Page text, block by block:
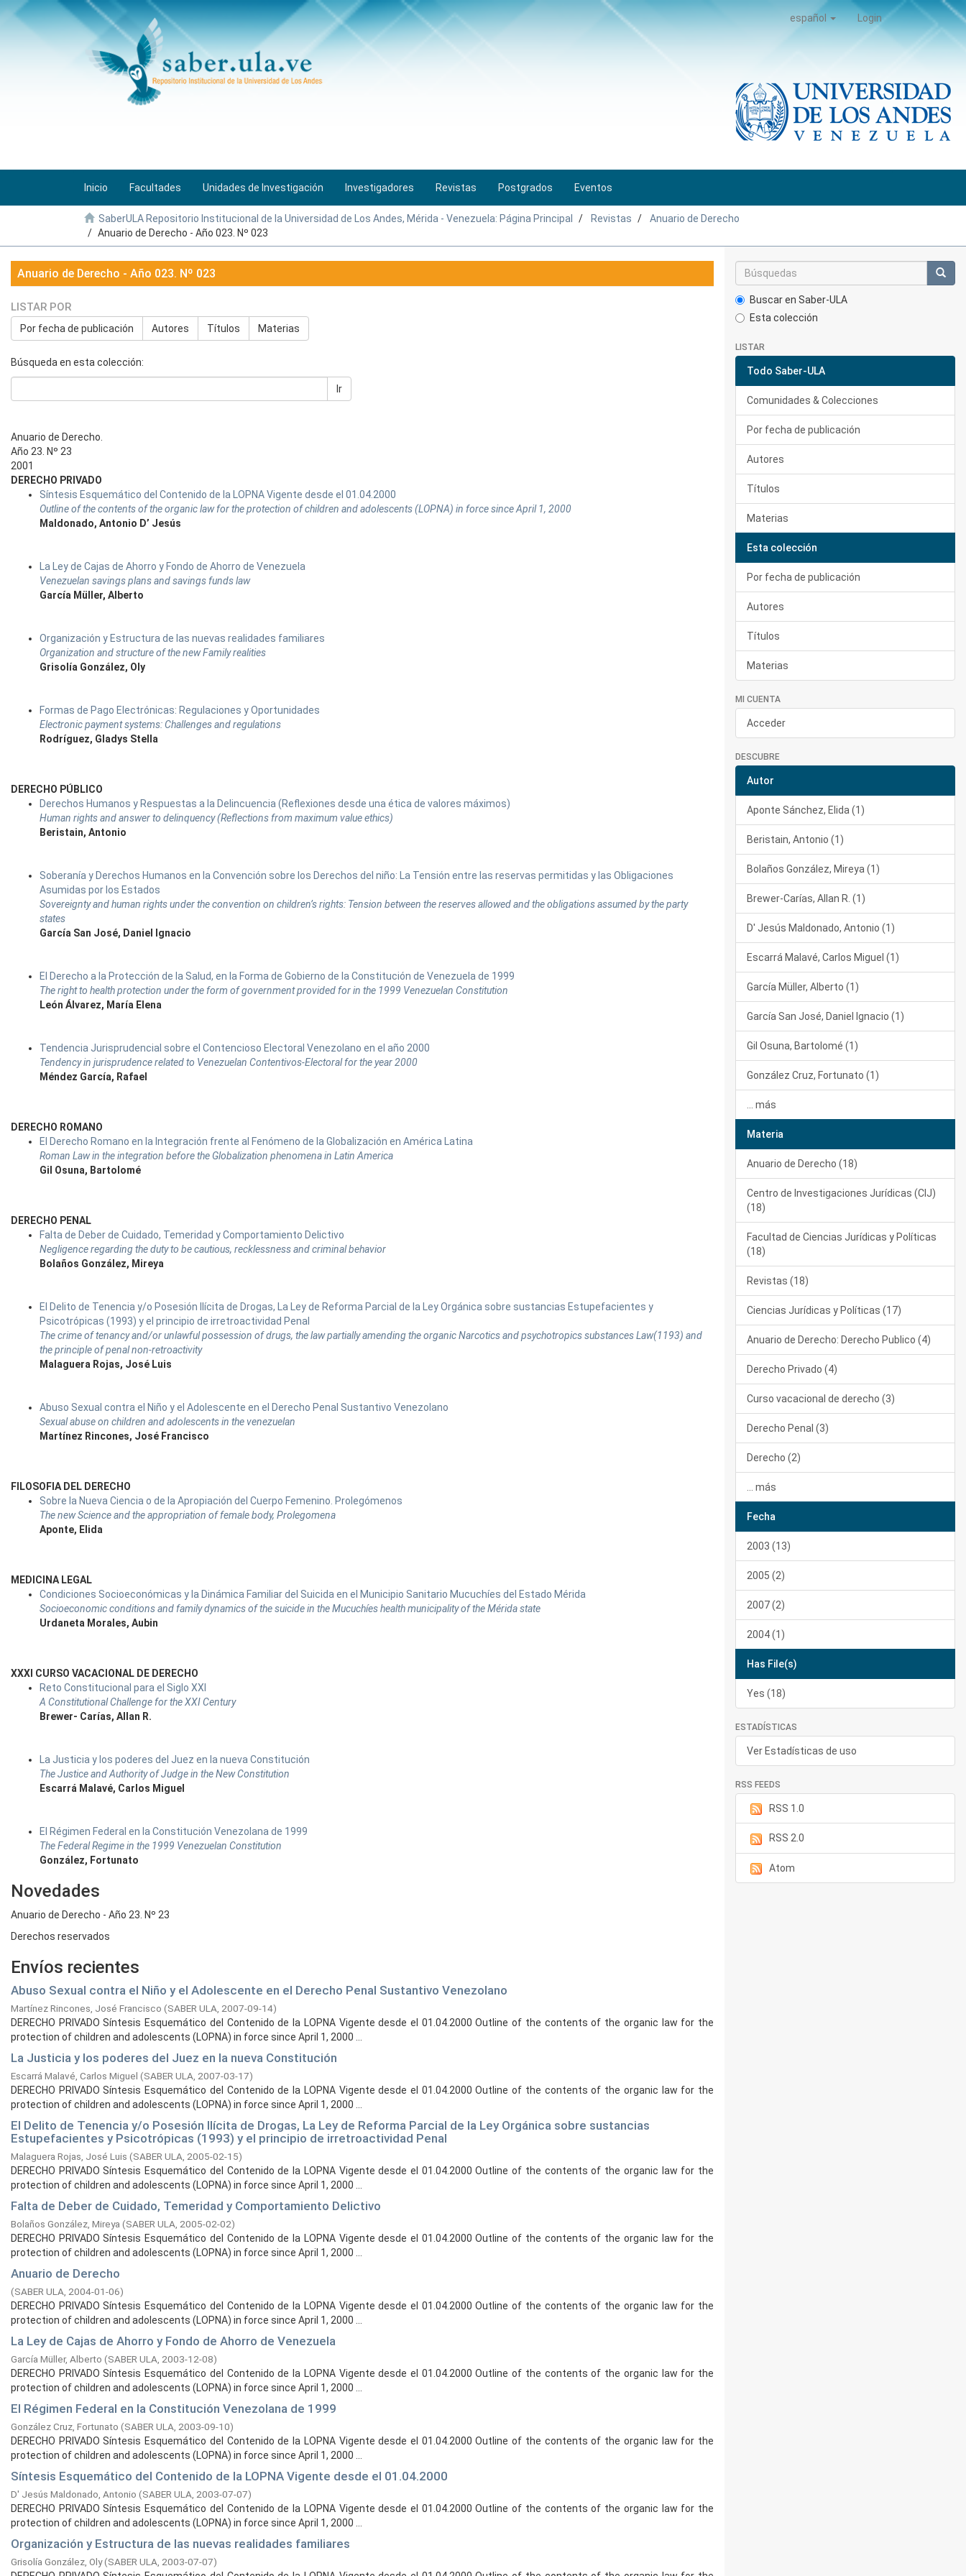
español Login
Inicio Facultades Unidades de Investigación Investigadores Revistas Postgrados Eventos
SaberULA Repositorio Institucional de la Universidad de Los Andes, Mérida - Venezuela: Página Principal Revistas
Anuario de Derecho
Anuario de Derecho - Año 023. Nº 023
Anuario de Derecho - Año 023. Nº 023
LISTAR POR
Por fecha de publicación Autores Títulos Materias
Búsqueda en esta colección:
Ir
Anuario de Derecho.
Año 23. Nº 23
2001
DERECHO PRIVADO
Síntesis Esquemático del Contenido de la LOPNA Vigente desde el 01.04.2000
Outline of the contents of the organic law for the protection of children and adolescents (LOPNA) in force since April 1, 2000
Maldonado, Antonio D’ Jesús
La Ley de Cajas de Ahorro y Fondo de Ahorro de Venezuela
Venezuelan savings plans and savings funds law
García Müller, Alberto
Organización y Estructura de las nuevas realidades familiares
Organization and structure of the new Family realities
Grisolía González, Oly
Formas de Pago Electrónicas: Regulaciones y Oportunidades
Electronic payment systems: Challenges and regulations
Rodríguez, Gladys Stella
DERECHO PÚBLICO
Derechos Humanos y Respuestas a la Delincuencia (Reflexiones desde una ética de valores máximos)
Human rights and answer to delinquency (Reflections from maximum value ethics)
Beristain, Antonio
Soberanía y Derechos Humanos en la Convención sobre los Derechos del niño: La Tensión entre las reservas permitidas y las Obligaciones
Asumidas por los Estados
Sovereignty and human rights under the convention on children’s rights: Tension between the reserves allowed and the obligations assumed by the party
states
García San José, Daniel Ignacio
El Derecho a la Protección de la Salud, en la Forma de Gobierno de la Constitución de Venezuela de 1999
The right to health protection under the form of government provided for in the 1999 Venezuelan Constitution
León Álvarez, María Elena
Tendencia Jurisprudencial sobre el Contencioso Electoral Venezolano en el año 2000
Tendency in jurisprudence related to Venezuelan Contentivos-Electoral for the year 2000
Méndez García, Rafael
DERECHO ROMANO
El Derecho Romano en la Integración frente al Fenómeno de la Globalización en América Latina
Roman Law in the integration before the Globalization phenomena in Latin America
Gil Osuna, Bartolomé
DERECHO PENAL
Falta de Deber de Cuidado, Temeridad y Comportamiento Delictivo
Negligence regarding the duty to be cautious, recklessness and criminal behavior
Bolaños González, Mireya
El Delito de Tenencia y/o Posesión Ilícita de Drogas, La Ley de Reforma Parcial de la Ley Orgánica sobre sustancias Estupefacientes y
Psicotrópicas (1993) y el principio de irretroactividad Penal
The crime of tenancy and/or unlawful possession of drugs, the law partially amending the organic Narcotics and psychotropics substances Law(1193) and
the principle of penal non-retroactivity
Malaguera Rojas, José Luis
Abuso Sexual contra el Niño y el Adolescente en el Derecho Penal Sustantivo Venezolano
Sexual abuse on children and adolescents in the venezuelan
Martínez Rincones, José Francisco
FILOSOFIA DEL DERECHO
Sobre la Nueva Ciencia o de la Apropiación del Cuerpo Femenino. Prolegómenos
The new Science and the appropriation of female body, Prolegomena
Aponte, Elida
MEDICINA LEGAL
Condiciones Socioeconómicas y la Dinámica Familiar del Suicida en el Municipio Sanitario Mucuchíes del Estado Mérida
Socioeconomic conditions and family dynamics of the suicide in the Mucuchíes health municipality of the Mérida state
Urdaneta Morales, Aubin
XXXI CURSO VACACIONAL DE DERECHO
Reto Constitucional para el Siglo XXI
A Constitutional Challenge for the XXI Century
Brewer- Carías, Allan R.
La Justicia y los poderes del Juez en la nueva Constitución
The Justice and Authority of Judge in the New Constitution
Escarrá Malavé, Carlos Miguel
El Régimen Federal en la Constitución Venezolana de 1999
The Federal Regime in the 1999 Venezuelan Constitution
González, Fortunato
Novedades
Anuario de Derecho - Año 23. Nº 23
Derechos reservados
Envíos recientes
Abuso Sexual contra el Niño y el Adolescente en el Derecho Penal Sustantivo Venezolano
Martínez Rincones, José Francisco (SABER ULA, 2007-09-14)
DERECHO PRIVADO Síntesis Esquemático del Contenido de la LOPNA Vigente desde el 01.04.2000 Outline of the contents of the organic law for the
protection of children and adolescents (LOPNA) in force since April 1, 2000 ...
La Justicia y los poderes del Juez en la nueva Constitución
Escarrá Malavé, Carlos Miguel (SABER ULA, 2007-03-17)
DERECHO PRIVADO Síntesis Esquemático del Contenido de la LOPNA Vigente desde el 01.04.2000 Outline of the contents of the organic law for the
protection of children and adolescents (LOPNA) in force since April 1, 2000 ...
El Delito de Tenencia y/o Posesión Ilícita de Drogas, La Ley de Reforma Parcial de la Ley Orgánica sobre sustancias
Estupefacientes y Psicotrópicas (1993) y el principio de irretroactividad Penal
Malaguera Rojas, José Luis (SABER ULA, 2005-02-15)
DERECHO PRIVADO Síntesis Esquemático del Contenido de la LOPNA Vigente desde el 01.04.2000 Outline of the contents of the organic law for the
protection of children and adolescents (LOPNA) in force since April 1, 2000 ...
Falta de Deber de Cuidado, Temeridad y Comportamiento Delictivo
Bolaños González, Mireya (SABER ULA, 2005-02-02)
DERECHO PRIVADO Síntesis Esquemático del Contenido de la LOPNA Vigente desde el 01.04.2000 Outline of the contents of the organic law for the
protection of children and adolescents (LOPNA) in force since April 1, 2000 ...
Anuario de Derecho
(SABER ULA, 2004-01-06)
DERECHO PRIVADO Síntesis Esquemático del Contenido de la LOPNA Vigente desde el 01.04.2000 Outline of the contents of the organic law for the
protection of children and adolescents (LOPNA) in force since April 1, 2000 ...
La Ley de Cajas de Ahorro y Fondo de Ahorro de Venezuela
García Müller, Alberto (SABER ULA, 2003-12-08)
DERECHO PRIVADO Síntesis Esquemático del Contenido de la LOPNA Vigente desde el 01.04.2000 Outline of the contents of the organic law for the
protection of children and adolescents (LOPNA) in force since April 1, 2000 ...
El Régimen Federal en la Constitución Venezolana de 1999
González Cruz, Fortunato (SABER ULA, 2003-09-10)
DERECHO PRIVADO Síntesis Esquemático del Contenido de la LOPNA Vigente desde el 01.04.2000 Outline of the contents of the organic law for the
protection of children and adolescents (LOPNA) in force since April 1, 2000 ...
Síntesis Esquemático del Contenido de la LOPNA Vigente desde el 01.04.2000
D' Jesús Maldonado, Antonio (SABER ULA, 2003-07-07)
DERECHO PRIVADO Síntesis Esquemático del Contenido de la LOPNA Vigente desde el 01.04.2000 Outline of the contents of the organic law for the
protection of children and adolescents (LOPNA) in force since April 1, 2000 ...
Organización y Estructura de las nuevas realidades familiares
Grisolía González, Oly(SABER ULA, 2003-07-07)
Buscar en Saber-ULA
Esta colección
LISTAR
Todo Saber-ULA
Comunidades & Colecciones
Por fecha de publicación
Autores
Títulos
Materias
Esta colección
Por fecha de publicación
Autores
Títulos
Materias
MI CUENTA
Acceder
DESCUBRE
Autor
Aponte Sánchez, Elida (1)
Beristain, Antonio (1)
Bolaños González, Mireya (1)
Brewer-Carías, Allan R. (1)
D' Jesús Maldonado, Antonio (1)
Escarrá Malavé, Carlos Miguel (1)
García Müller, Alberto (1)
García San José, Daniel Ignacio (1)
Gil Osuna, Bartolomé (1)
González Cruz, Fortunato (1)
... más
Materia
Anuario de Derecho (18)
Centro de Investigaciones Jurídicas (CIJ)
(18)
Facultad de Ciencias Jurídicas y Políticas
(18)
Revistas (18)
Ciencias Jurídicas y Políticas (17)
Anuario de Derecho: Derecho Publico (4)
Derecho Privado (4)
Curso vacacional de derecho (3)
Derecho Penal (3)
Derecho (2)
... más
Fecha
2003 (13)
2005 (2)
2007 (2)
2004 (1)
Has File(s)
Yes (18)
ESTADÍSTICAS
Ver Estadísticas de uso
RSS FEEDS
RSS 1.0
RSS 2.0
Atom